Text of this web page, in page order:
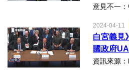
能源
洲?!
意見不一
威脅澳洲
ube.com/
2024-04-11
白宮義見
國政府
工程技
資訊來源